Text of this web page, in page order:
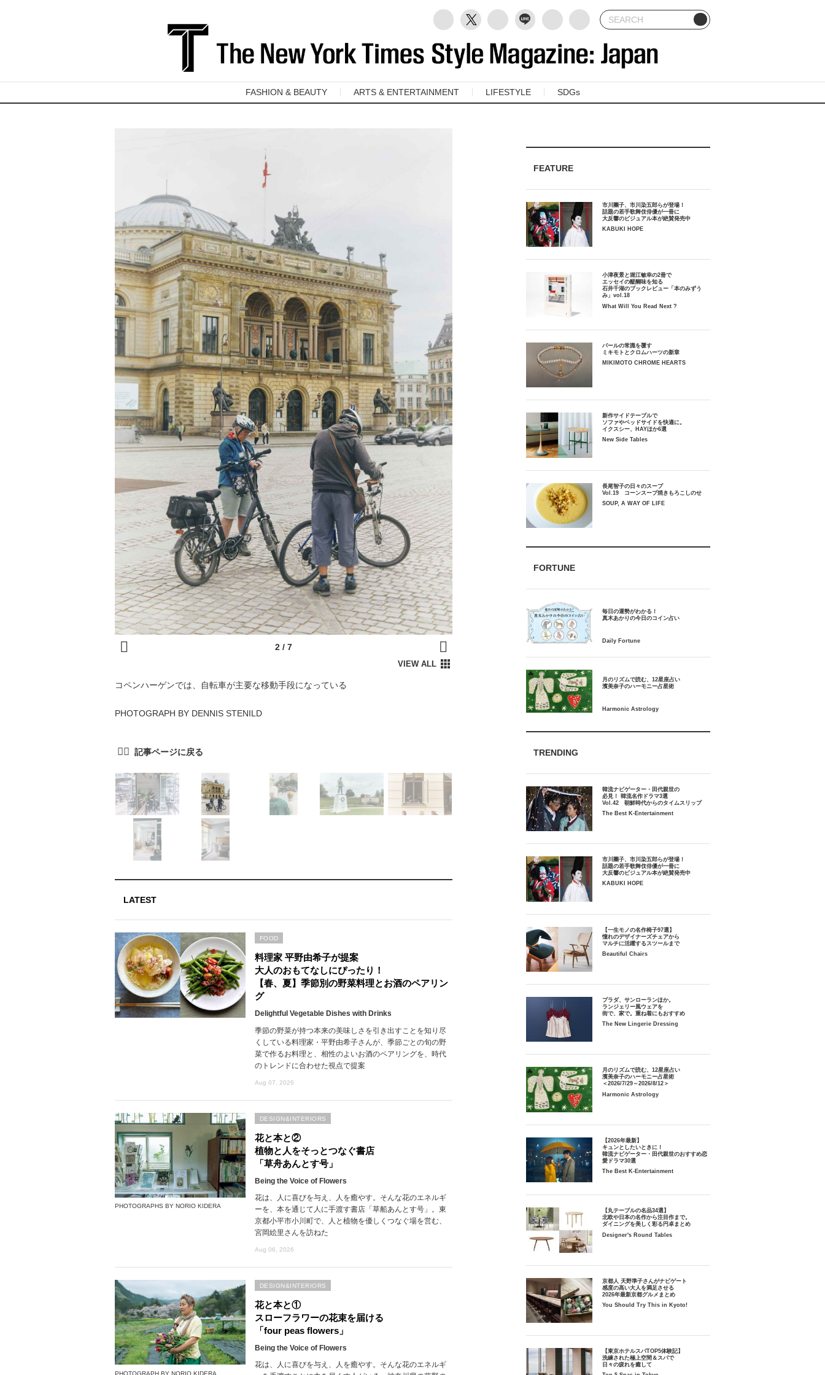
FASHION & BEAUTY ARTS & ENTERTAINMENT LIFESTYLE SDGs
コペンハーゲンでは、自転車が主要な移動手段になっている
PHOTOGRAPH BY DENNIS STENILD
LATEST
料理家 平野由希子が提案
大人のおもてなしにぴったり！
【春、夏】季節別の野菜料理とお酒のペアリン
グ
Delightful Vegetable Dishes with Drinks
季節の野菜が持つ本来の美味しさを引き出すことを知り尽
くしている料理家・平野由希子さんが、季節ごとの旬の野
菜で作るお料理と、相性のよいお酒のペアリングを、時代
のトレンドに合わせた視点で提案
Aug 07, 2026
FOOD
PHOTOGRAPHS BY NORIO KIDERA
花と本と②
植物と人をそっとつなぐ書店
「草舟あんとす号」
Being the Voice of Flowers
花は、人に喜びを与え、人を癒やす。そんな花のエネルギ
ーを、本を通じて人に手渡す書店「草船あんとす号」。東
京都小平市小川町で、人と植物を優しくつなぐ場を営む、
宮岡絵里さんを訪ねた
Aug 06, 2026
DESIGN&INTERIORS
PHOTOGRAPH BY NORIO KIDERA
花と本と①
スローフラワーの花束を届ける
「four peas flowers」
Being the Voice of Flowers
花は、人に喜びを与え、人を癒やす。そんな花のエネルギ
DESIGN&INTERIORS
FEATURE
市川團子、市川染五郎らが登場！
話題の若手歌舞伎俳優が一冊に
大反響のビジュアル本が絶賛発売中
KABUKI HOPE
小津夜景と堀江敏幸の2冊で
エッセイの醍醐味を知る
石井千湖のブックレビュー「本のみずう
み」vol.18
What Will You Read Next ?
パールの常識を覆す
ミキモトとクロムハーツの新章
MIKIMOTO CHROME HEARTS
新作サイドテーブルで
ソファやベッドサイドを快適に。
イクスシー、HAYほか6選
New Side Tables
長尾智子の日々のスープ
Vol.19 コーンスープ焼きもろこしのせ
SOUP, A WAY OF LIFE
FORTUNE
毎日の運勢がわかる！
月のリズムで読む、12星座占い
TRENDING
韓流ナビゲーター・田代親世の
必見！ 韓流名作ドラマ3選
Vol.42 朝鮮時代からのタイムスリップ
The Best K-Entertainment
市川團子、市川染五郎らが登場！
話題の若手歌舞伎俳優が一冊に
大反響のビジュアル本が絶賛発売中
KABUKI HOPE
【一生モノの名作椅子97選】
憧れのデザイナーズチェアから
マルチに活躍するスツールまで
Beautiful Chairs
プラダ、サンローランほか。
ランジェリー風ウェアを
街で、家で。重ね着にもおすすめ
The New Lingerie Dressing
月のリズムで読む、12星座占い
濱美奈子のハーモニー占星術
＜2026/7/29～2026/8/12＞
Harmonic Astrology
【2026年最新】
キュンとしたいときに！
韓流ナビゲーター・田代親世のおすすめ恋
愛ドラマ30選
The Best K-Entertainment
【丸テーブルの名品34選】
北欧や日本の名作から注目作まで。
ダイニングを美しく彩る円卓まとめ
Designer's Round Tables
京都人 天野準子さんがナビゲート
感度の高い大人を満足させる
2026年最新京都グルメまとめ
You Should Try This in Kyoto!
【東京ホテルスパTOP5体験記】
洗練された極上空間＆スパで
日々の疲れを癒して